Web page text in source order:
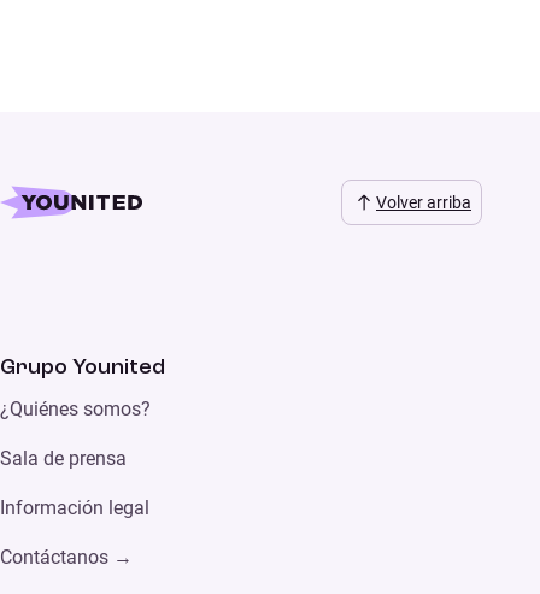
Volver arriba
Grupo Younited
¿Quiénes somos?
Sala de prensa
Información legal
Contáctanos →